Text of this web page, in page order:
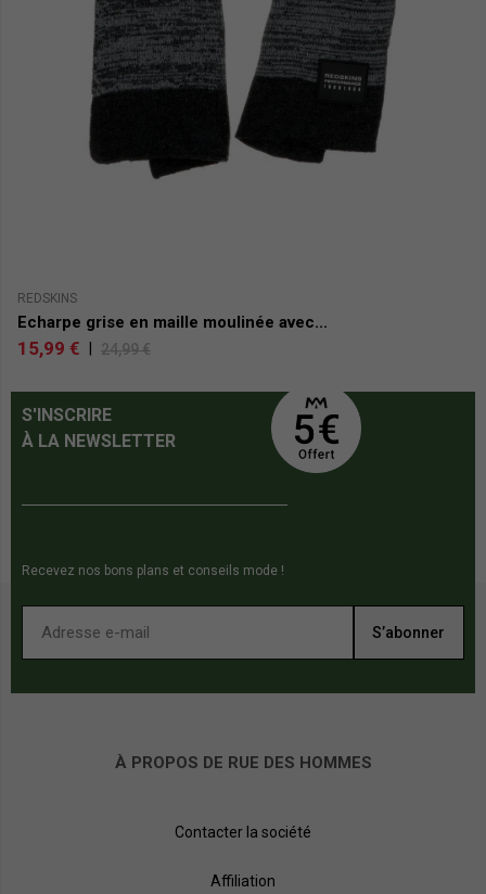
REDSKINS
Echarpe grise en maille moulinée avec...
15,99 € | 24,99 €
S'INSCRIRE
À LA NEWSLETTER
Recevez nos bons plans et conseils mode !
S’abonner
À PROPOS DE RUE DES HOMMES
Contacter la société
Affiliation